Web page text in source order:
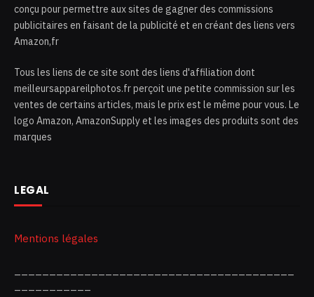
conçu pour permettre aux sites de gagner des commissions
publicitaires en faisant de la publicité et en créant des liens vers
Amazon,fr
Tous les liens de ce site sont des liens d'affiliation dont
meilleursappareilphotos.fr perçoit une petite commission sur les
ventes de certains articles, mais le prix est le même pour vous. Le
logo Amazon, AmazonSupply et les images des produits sont des
marques
LEGAL
Mentions légales